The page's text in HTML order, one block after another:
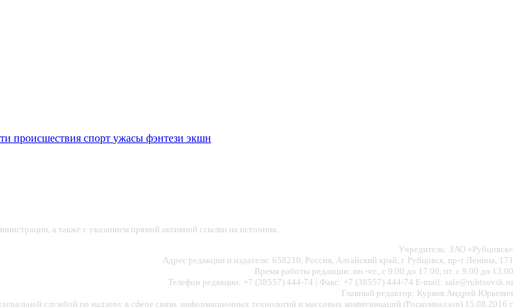
происшествия спорт ужасы фэнтези экшн
а также с указанием прямой активной ссылки на источник.
Учредитель: ЗАО «Рубцовск»
Адрес редакции и издателя: 658210, Россия, Алтайский край, г. Рубцовск, пр-т Ленина, 171
Время работы редакции: пн.-чт., с 9.00 до 17.00, пт. с 9.00 до 13.00
Телефон редакции: +7 (38557) 444-74 | Факс: +7 (38557) 444-74 E-mail: sale@rubtsovsk.ru
Главный редактор: Курков Андрей Юрьевич
службой по надзору в сфере связи, информационных технологий и массовых коммуникаций (Роскомнадзор) 15.08.2016 г.